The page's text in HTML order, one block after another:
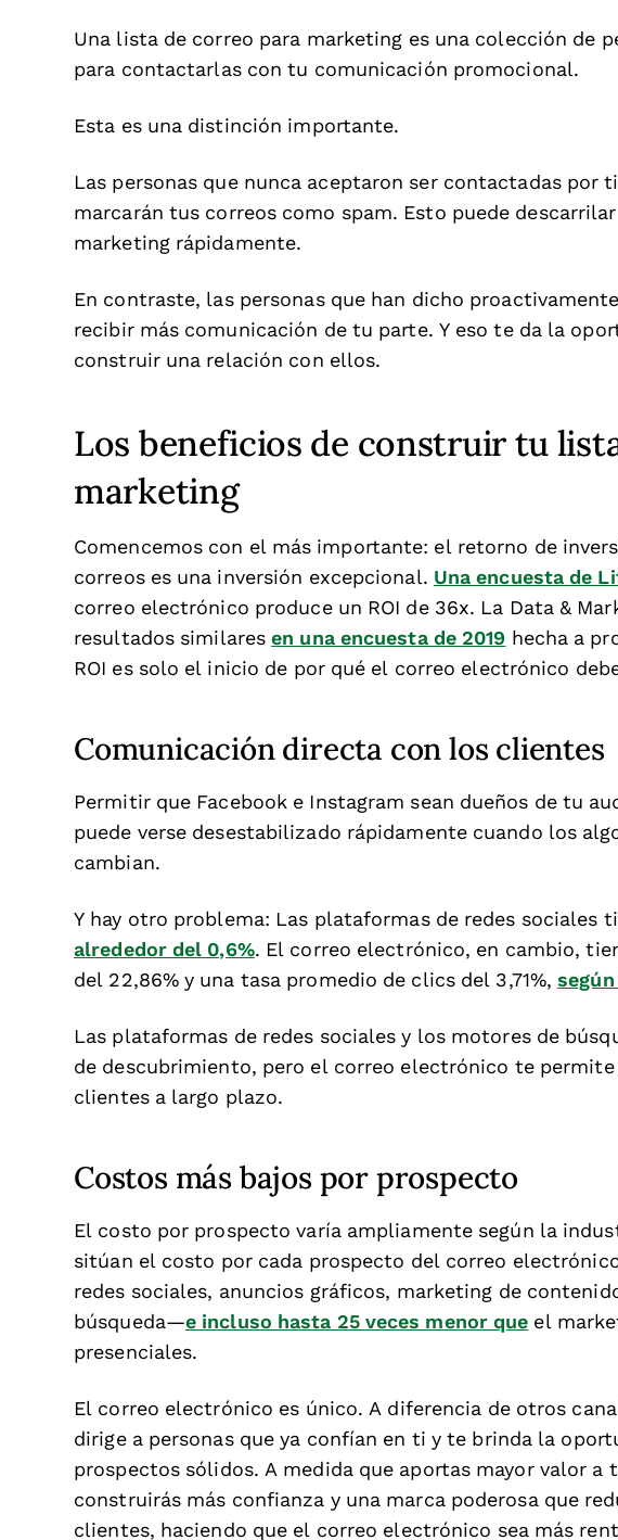
Una lista de correo para marketing es una colección de
para contactarlas con tu comunicación promocional.
Esta es una distinción importante.
Las personas que nunca aceptaron ser contactadas por
marcarán tus correos como spam. Esto puede
marketing rápidamente.
En contraste, las personas que han dicho
recibir más comunicación de tu parte. Y eso te da la
construir una relación con ellos.
Los beneficios de construir tu
marketing
Comencemos con el más importante: el retorno de
correos es una inversión excepcional. Una encuesta de
correo electrónico produce un ROI de 36x. La Data &
resultados similaresen una encuesta de 2019 hecha a
ROI es solo el inicio de por qué el correo electrónico
Comunicación directa con los clientes
Permitir que Facebook e Instagram sean dueños de tu
puede verse desestabilizado rápidamente cuando los
cambian.
Y hay otro problema: Las plataformas de redes sociales
alrededor del 0,6%. El correo electrónico, en cambio,
del 22,86% y una tasa promedio de clics del 3,71%,
Las plataformas de redes sociales y los motores de
de descubrimiento, pero el correo electrónico te
clientes a largo plazo.
Costos más bajos por prospecto
El costo por prospecto varía ampliamente según la
sitúan el costo por cada prospecto del correo
redes sociales, anuncios gráficos, marketing de
búsqueda—e incluso hasta 25 veces menor que el
presenciales.
El correo electrónico es único. A diferencia de otros
dirige a personas que ya confían en ti y te brinda la
prospectos sólidos. A medida que aportas mayor valor a
construirás más confianza y una marca poderosa que
clientes, haciendo que el correo electrónico sea más